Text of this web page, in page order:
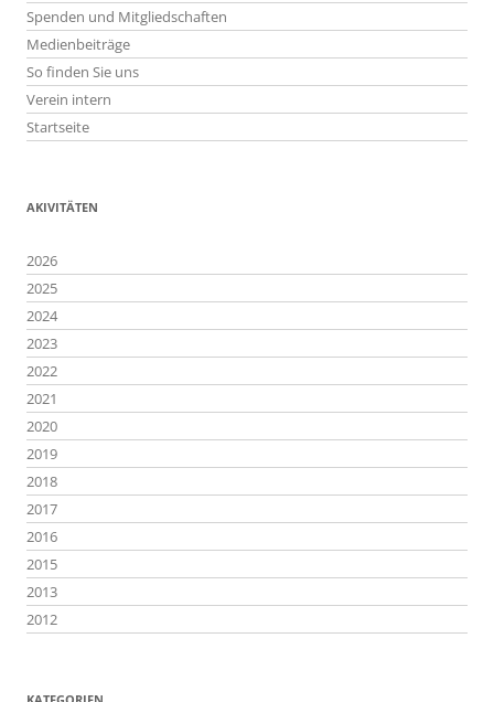
Spenden und Mitgliedschaften
Medienbeiträge
So finden Sie uns
Verein intern
Startseite
AKIVITÄTEN
2026
2025
2024
2023
2022
2021
2020
2019
2018
2017
2016
2015
2013
2012